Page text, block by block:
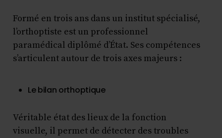
Formé en trois ans dans un institut spécialisé,
l’orthoptiste est un professionnel
paramédical diplômé d’État. Ses compétences
s’articulent autour de trois axes majeurs :
Le bilan orthoptique
Véritable état des lieux de la fonction
visuelle, il permet de détecter des troubles